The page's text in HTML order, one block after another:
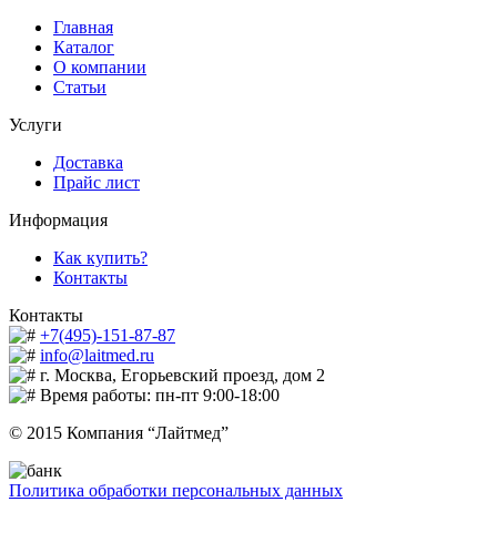
Главная
Каталог
О компании
Статьи
Услуги
Доставка
Прайс лист
Информация
Как купить?
Контакты
Контакты
+7(495)-151-87-87
info@laitmed.ru
г. Москва, Егорьевский проезд, дом 2
Время работы: пн-пт 9:00-18:00
© 2015 Компания “Лайтмед”
Политика обработки персональных данных